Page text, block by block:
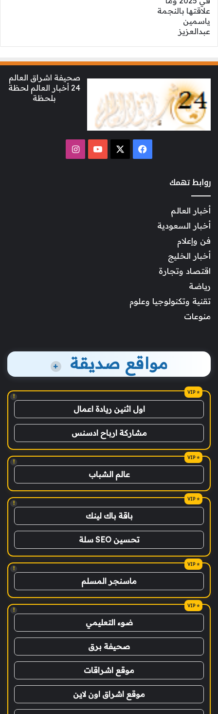
صحيفة اشراق العالم
24 أخبار العالم لحظة
بلحظة
فيسبوك ‫YouTubeانستقرام
روابط تهمك
أخبار العالم
أخبار السعودية
فن وإعلام
أخبار الخليج
اقتصاد وتجارة
رياضة
تقنية وتكنولوجيا وعلوم
منوعات
مواقع صديقة +
!
اول اثنين ريادة اعمال
مشاركة ارباح ادسنس
!
عالم الشباب
!
باقة باك لينك
تحسين SEO سلة
!
ماسنجر المسلم
!
ضوء التعليمي
صحيفة برق
موقع اشراقات
موقع اشراق اون لاين